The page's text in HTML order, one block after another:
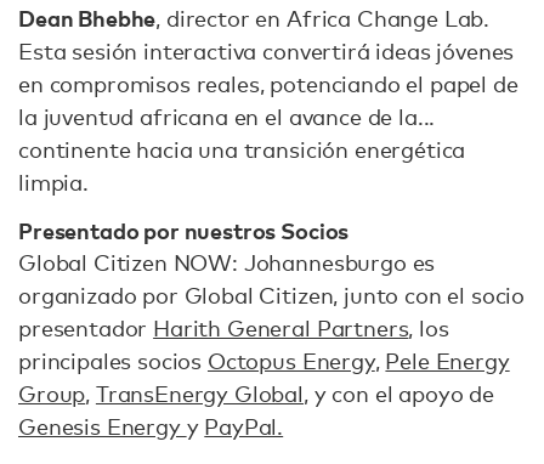
Dean Bhebhe, director en Africa Change Lab.
Esta sesión interactiva convertirá ideas jóvenes
en compromisos reales, potenciando el papel de
la juventud africana en el avance de la...
continente hacia una transición energética
limpia.
Presentado por nuestros Socios
Global Citizen NOW: Johannesburgo es
organizado por Global Citizen, junto con el socio
presentador Harith General Partners, los
principales socios Octopus Energy, Pele Energy
Group, TransEnergy Global, y con el apoyo de
Genesis Energy y PayPal.